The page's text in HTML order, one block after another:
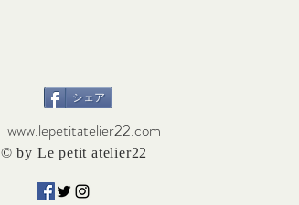
シェア
www.lepetitatelier22.com
© by Le petit atelier22